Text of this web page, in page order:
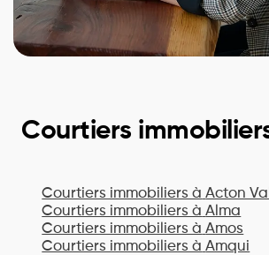
Courtiers
Courtiers immobiliers à Acton
Courtiers immobiliers à Alma
Courtiers immobiliers à Amos
Courtiers immobiliers à Amqui